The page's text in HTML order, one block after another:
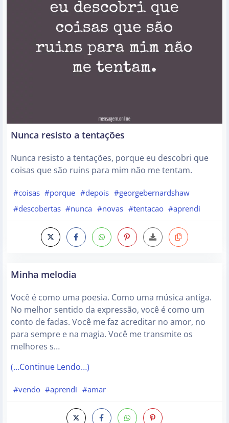
Nunca resisto a tentações
Nunca resisto a tentações, porque eu descobri que
coisas que são ruins para mim não me tentam.
#coisas #porque #depois #georgebernardshaw
#descobertas #nunca #novas #tentacao #aprendi
Minha melodia
Você é como uma poesia. Como uma música antiga.
No melhor sentido da expressão, você é como um
conto de fadas. Você me faz acreditar no amor, no
para sempre e na magia. Você me transmite os
melhores s…
(…Continue Lendo…)
#vendo #aprendi #amar